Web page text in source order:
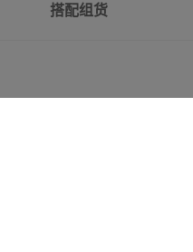
搭配组货